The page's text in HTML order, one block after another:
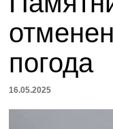
погода
16.05.2025